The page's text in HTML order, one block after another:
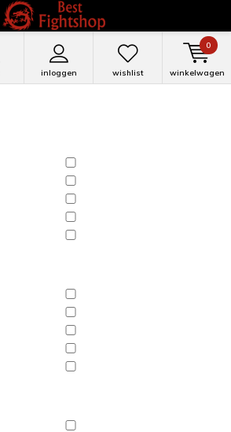
inloggen wishlist winkelwagen
0